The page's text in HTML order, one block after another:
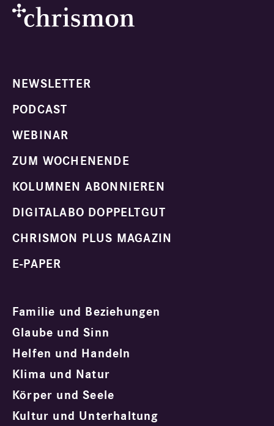
NEWSLETTER
PODCAST
WEBINAR
ZUM WOCHENENDE
KOLUMNEN ABONNIEREN
DIGITALABO DOPPELTGUT
CHRISMON PLUS MAGAZIN
E-PAPER
Familie und Beziehungen
Glaube und Sinn
Helfen und Handeln
Klima und Natur
Körper und Seele
Kultur und Unterhaltung